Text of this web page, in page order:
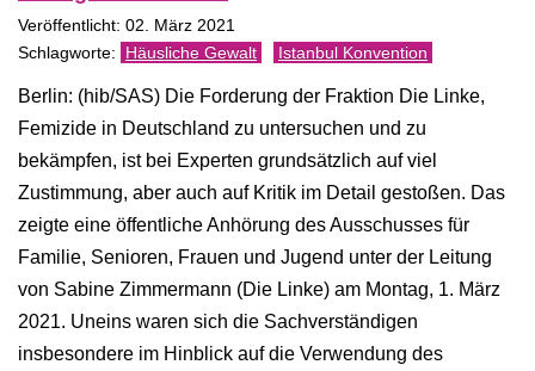
Veröffentlicht: 02. März 2021
Häusliche Gewalt Istanbul Konvention
Berlin: (hib/SAS) Die Forderung der Fraktion Die Linke,
Femizide in Deutschland zu untersuchen und zu
bekämpfen, ist bei Experten grundsätzlich auf viel
Zustimmung, aber auch auf Kritik im Detail gestoßen. Das
zeigte eine öffentliche Anhörung des Ausschusses für
Familie, Senioren, Frauen und Jugend unter der Leitung
von Sabine Zimmermann (Die Linke) am Montag, 1. März
2021. Uneins waren sich die Sachverständigen
insbesondere im Hinblick auf die Verwendung des